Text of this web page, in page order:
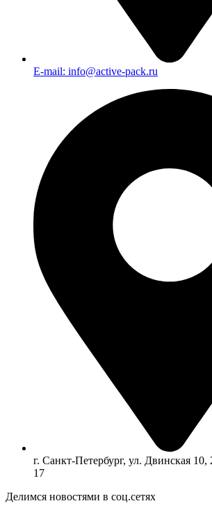
E-mail: info@active-pack.ru
г. Санкт-Петербург, ул. Двинская
17
Делимся новостями в соц.сетях